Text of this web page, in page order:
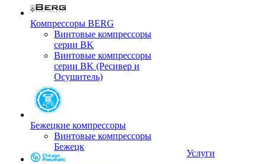
Компрессоры BERG
Винтовые компрессоры
серии BK
Винтовые компрессоры
серии BK (Ресивер и
Осушитель)
Бежецкие компрессоры
Винтовые компрессоры
Бежецк
Услуги